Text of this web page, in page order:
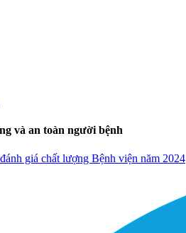
và an toàn người bệnh
giá chất lượng Bệnh viện năm 2024